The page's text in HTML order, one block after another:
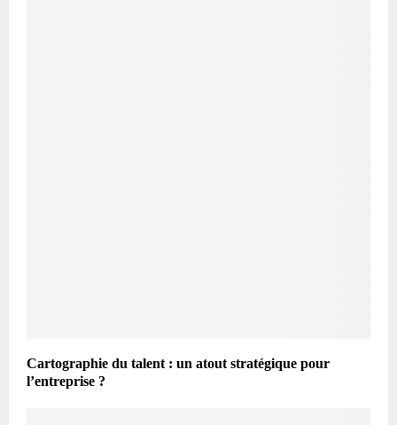
Cartographie du talent : un atout stratégique pour
l’entreprise ?